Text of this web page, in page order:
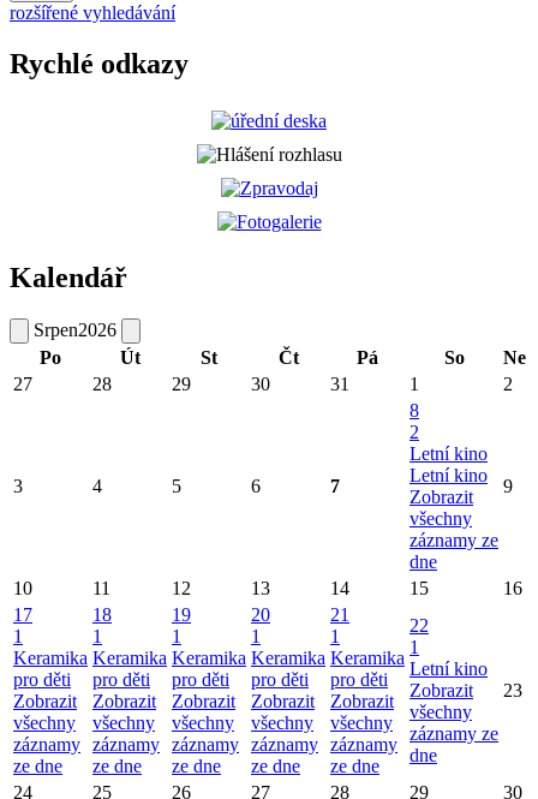
rozšířené vyhledávání
Rychlé odkazy
Kalendář
Srpen2026
Po
Út St Čt Pá So
Ne
27
28 29 30 31 1 2
3 4 5 6 7
8
2
Letní kino
Letní kino
Zobrazit
všechny
záznamy ze
dne
9
10 11 12 13 14 15
16
17
1
Keramika
pro děti
Zobrazit
všechny
záznamy
ze dne
18
1
Keramika
pro děti
Zobrazit
všechny
záznamy
ze dne
19
1
Keramika
pro děti
Zobrazit
všechny
záznamy
ze dne
20
1
Keramika
pro děti
Zobrazit
všechny
záznamy
ze dne
21
1
Keramika
pro děti
Zobrazit
všechny
záznamy
ze dne
22
1
Letní kino
Zobrazit
všechny
záznamy ze
dne
23
24 25 26 27 28 29 30